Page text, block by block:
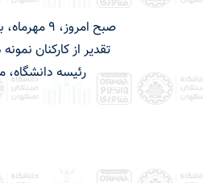
صبح
تقدیر از کارکنان
رئیسه دانشگاه،